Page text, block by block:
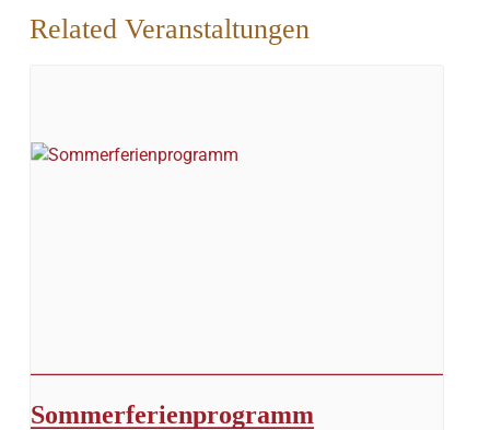
Related Veranstaltungen
Sommerferienprogramm